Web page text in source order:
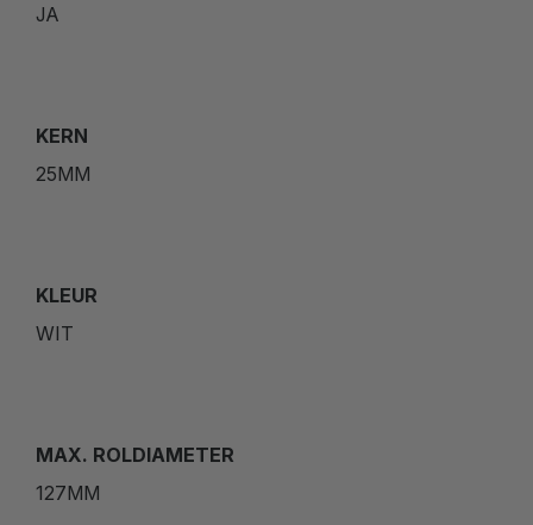
JA
KERN
25MM
KLEUR
WIT
MAX. ROLDIAMETER
127MM